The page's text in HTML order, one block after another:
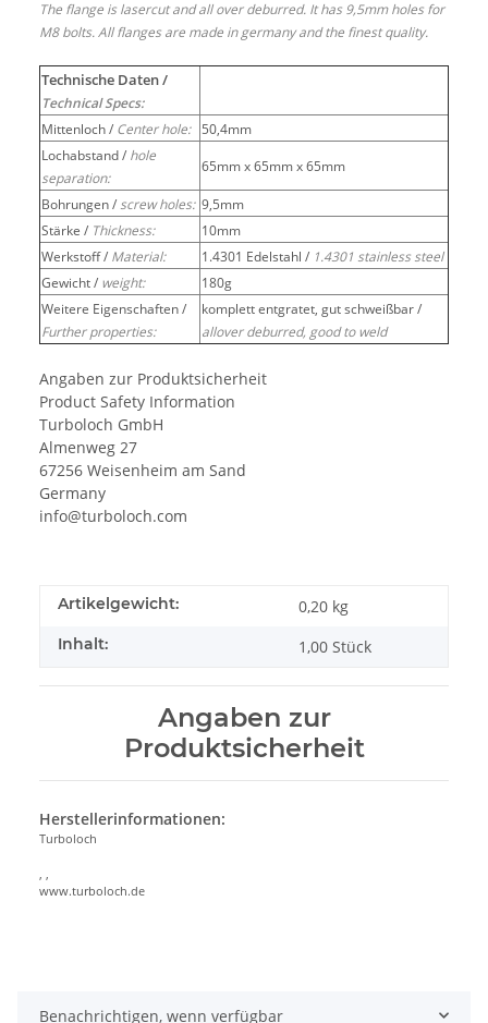
The flange is lasercut and all over deburred. It has 9,5mm holes for
M8 bolts. All flanges are made in germany and the finest quality.
Technische Daten /
Technical Specs:
Mittenloch / Center hole:
50,4mm
Lochabstand / hole
separation:
65mm x 65mm x 65mm
Bohrungen / screw holes: 9,5mm
Stärke / Thickness:
10mm
Werkstoff / Material: 1.4301 Edelstahl / 1.4301 stainless steel
Gewicht / weight:
180g
Weitere Eigenschaften /
Further properties:
komplett entgratet, gut schweißbar /
allover deburred, good to weld
Angaben zur Produktsicherheit
Product Safety Information
Turboloch GmbH
Almenweg 27
67256 Weisenheim am Sand
Germany
info@turboloch.com
Artikelgewicht: 0,20 kg
Inhalt: 1,00 Stück
Angaben zur
Produktsicherheit
Herstellerinformationen:
Turboloch
www.turboloch.de
Benachrichtigen, wenn verfügbar